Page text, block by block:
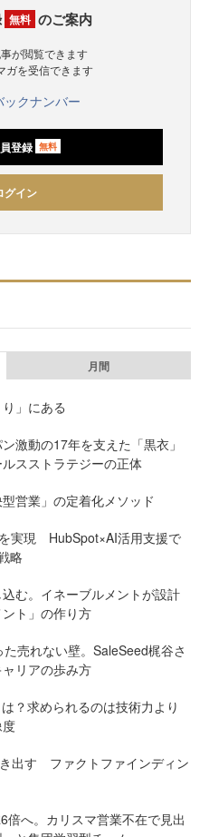
無料 のご案内
が閲覧できます
ガを受信できます
ックナンバー
登録 無料
グイン
月間
」にある
激動の17年を支えた「黒衣」
スストラテジーの正体
営業」の定着化メソッド
実現 HubSpot×AI活用支援で
略
む。イネーブルメントが設計
ト」の作り方
売れない壁。SaleSeed梶谷さ
リアの歩み方
？求められるのは技術力より
出す ファクトファインディン
倍へ。カリスマ営業不在で見出